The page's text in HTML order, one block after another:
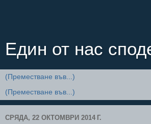
Един от нас
СРЯДА, 22 ОКТОМВРИ 2014 Г.